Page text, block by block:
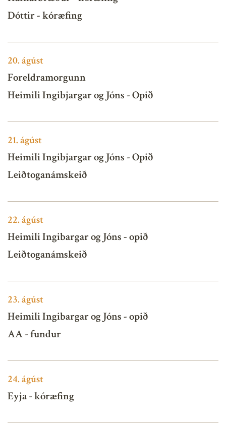
Dóttir - kóræfing
20.ágúst
Foreldramorgunn
Heimili Ingibjargar og Jóns - Opið
21.ágúst
Heimili Ingibjargar og Jóns - Opið
Leiðtoganámskeið
22.ágúst
Heimili Ingibargar og Jóns - opið
Leiðtoganámskeið
23.ágúst
Heimili Ingibargar og Jóns - opið
AA - fundur
24.ágúst
Eyja - kóræfing